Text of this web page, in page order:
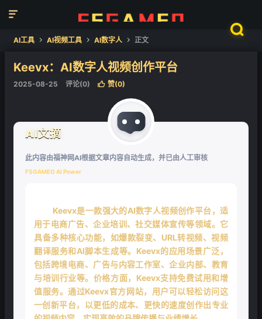


AI工具  AI视频工具  AI数字人  正文
Keevx：AI数字人视频创作平台
2025-08-25 评论(0)  赞(0)
AI文摘
此内容由福神网AI根据文章内容自动生成，并已由人工审核
FSGAMEO AI Power
Keevx是一款强大的AI数字人视频创作平台，适
用于电商广告、企业培训、社交媒体宣传等领域。它
具备多种核心功能，如爆款裂变、URL转视频、视频
翻译服务和AI脚本生成等。Keevx的应用场景广泛，
包括跨境电商、广告与内容工作室、企业内部、教育
与培训行业等。价格方面，Keevx支持免费试用和增
值服务。通过Keevx官方网站，用户可以轻松访问这
一创新平台，以更低的成本、更快的速度创作出专业